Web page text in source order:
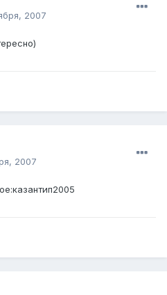
2007
2007